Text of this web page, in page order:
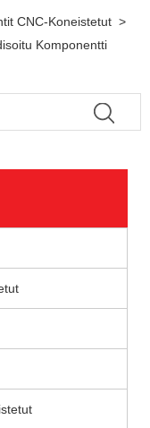
CNC-Koneistetut >
Komponentti